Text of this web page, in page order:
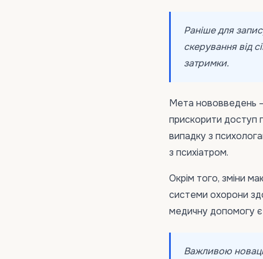
Раніше для
скерування від
затримки.
Мета нововведень
прискорити доступ
випадку з
з психіатром.
Окрім того, зміни
системи охорони
медичну допомогу
Важливою